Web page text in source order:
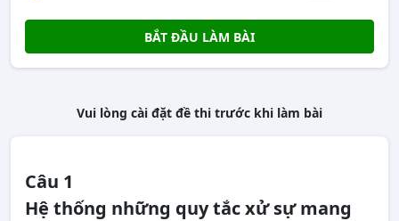
BẮT ĐẦU LÀM BÀI
Vui lòng cài đặt đề thi trước khi làm bài
Câu 1
Hệ thống những quy tắc xử sự mang